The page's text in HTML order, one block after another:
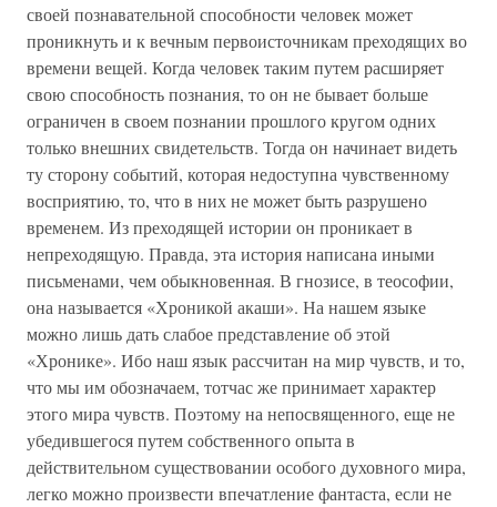
своей познавательной способности человек может
проникнуть и к вечным первоисточникам преходящих во
времени вещей. Когда человек таким путем расширяет
свою способность познания, то он не бывает больше
ограничен в своем познании прошлого кругом одних
только внешних свидетельств. Тогда он начинает видеть
ту сторону событий, которая недоступна чувственному
восприятию, то, что в них не может быть разрушено
временем. Из преходящей истории он проникает в
непреходящую. Правда, эта история написана иными
письменами, чем обыкновенная. В гнозисе, в теософии,
она называется «Хроникой акаши». На нашем языке
можно лишь дать слабое представление об этой
«Хронике». Ибо наш язык рассчитан на мир чувств, и то,
что мы им обозначаем, тотчас же принимает характер
этого мира чувств. Поэтому на непосвященного, еще не
убедившегося путем собственного опыта в
действительном существовании особого духовного мира,
легко можно произвести впечатление фантаста, если не